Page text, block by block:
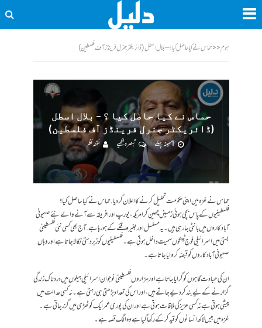
ہوم<<حماس نے کیا حاصل کیا ؟ – بلال اسطل (ڈائریکٹر جنرل فرینڈز آف فلسطین)
حماس نے کیا حاصل کیا ؟ – بلال اسطل
(ڈائریکٹر جنرل فرینڈز آف فلسطین)
1 مہینہ پہلے
تبصرہ لکھیے نقطہ نظر
حماس نے غزہ میں اپنی حکومت تحلیل کرنے کا اعلان کر دیا . حماس نے کیا حاصل کیا ؟
فلسطینیوں کے پاس بچی ہوئی زمینں چھین کر امریکہ، یورپ اور افریقہ سے آنے والے نئے صہیونی
آباد کاروں میں بانٹی جارہی ہیں ۔ یہ مسلسل اور بغیر وقفے کے ہو رہا ہے. آج بھی کسی نئی فلسطینی
بستی میں اسرائیلی فوج ٹینکوں سمیت داخل ہوتی ہے ۔ فلسطینیوں کو زبردستی نکالا جاتا ہے اور وہاں
صہیونی آباد کاروں کو قبضہ کروایا جاتا ہے ۔
ان کی عبادت گاہوں کو گرایا جاتا ہے اور ہزاروں فلسطینی نوجوان اسرائیلی جیلوں میں درد ناک زندگی
گزارنے کے لیے بند کر دیے جاتے ہیں، اور اس کی تعداد بڑھتی ہی رہتی ہے ۔ نہ کسی عدالت میں
پیشی ہوتی ہے نہ کسی عزیز کی ملاقات ہوتی ہے اور ان کی پوری عمر ایک کوٹھڑی میں گزر جاتی ہے ۔
غزہ میں بیس لاکھ انسانوں کو قید کر کے رکھا گیا ہے وہ الگ قصہ ہے ۔